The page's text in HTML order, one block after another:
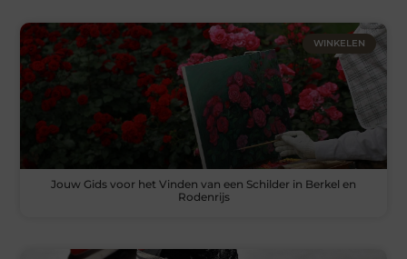
WINKELEN
Jouw Gids voor het Vinden van een Schilder in Berkel en
Rodenrijs